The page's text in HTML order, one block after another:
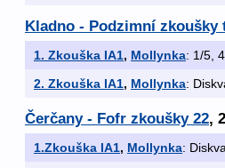
Kladno - Podzimní zkoušky
1. Zkouška IA1, Mollynka: 1/5,
2. Zkouška IA1, Mollynka:
Čerčany - Fofr zkoušky 22,
1.Zkouška IA1, Mollynka: